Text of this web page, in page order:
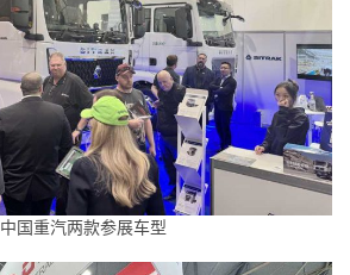
中国重汽两款参展车型